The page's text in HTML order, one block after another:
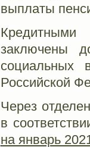
выплаты
заключены
социальных
Российской
Через
в
на январь